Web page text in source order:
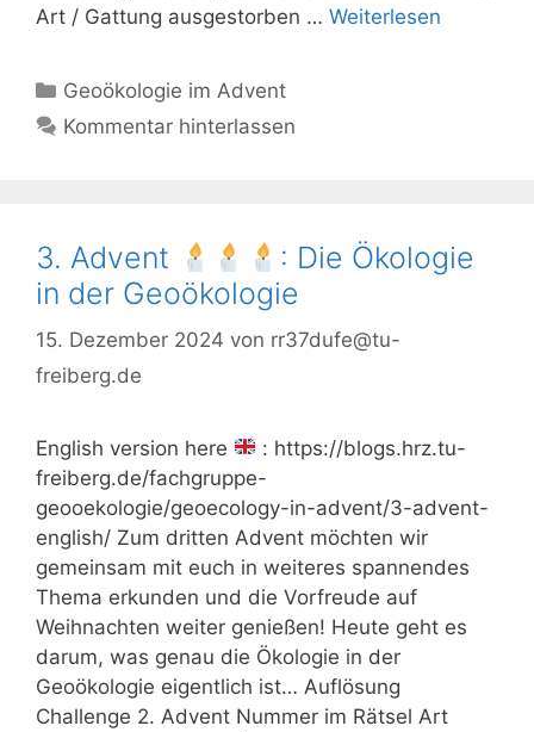
Art / Gattung ausgestorben … Weiterlesen
Kategorien
Geoökologie im Advent
Kommentar hinterlassen
3. Advent
: Die Ökologie
in der Geoökologie
15. Dezember 2024 von rr37dufe@tu-
freiberg.de
English version here
: https://blogs.hrz.tu-
freiberg.de/fachgruppe-
geooekologie/geoecology-in-advent/3-advent-
english/ Zum dritten Advent möchten wir
gemeinsam mit euch in weiteres spannendes
Thema erkunden und die Vorfreude auf
Weihnachten weiter genießen! Heute geht es
darum, was genau die Ökologie in der
Geoökologie eigentlich ist… Auflösung
Challenge 2. Advent Nummer im Rätsel Art